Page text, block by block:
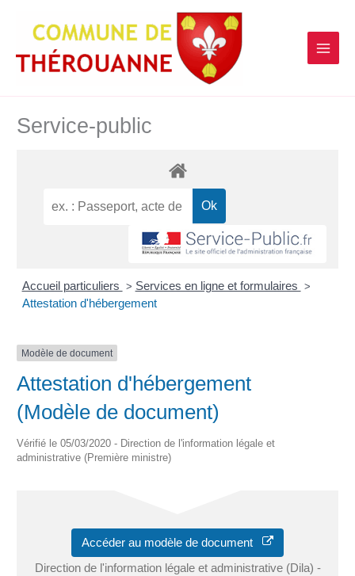
contenu
Service-public
Accueil particuliers > Services en ligne et formulaires >
Attestation d'hébergement
Modèle de document
Attestation d'hébergement
(Modèle de document)
Vérifié le 05/03/2020 - Direction de l'information légale et
administrative (Première ministre)
Accéder au modèle de document
Direction de l'information légale et administrative (Dila) -